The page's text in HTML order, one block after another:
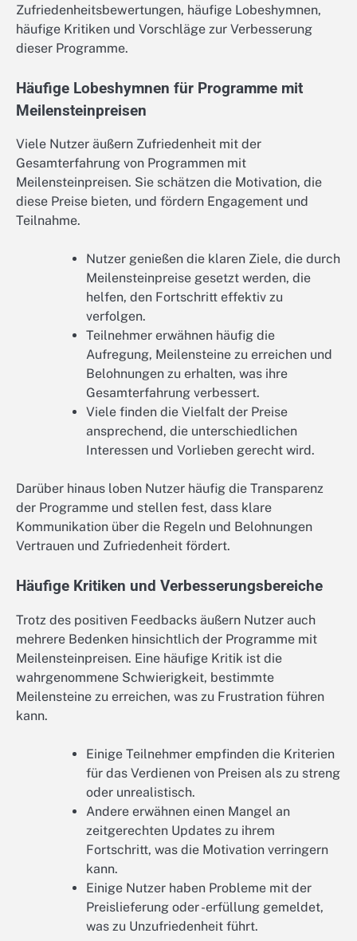
Zufriedenheitsbewertungen, häufige Lobeshymnen,
häufige Kritiken und Vorschläge zur Verbesserung
dieser Programme.
Häufige Lobeshymnen für Programme mit
Meilensteinpreisen
Viele Nutzer äußern Zufriedenheit mit der
Gesamterfahrung von Programmen mit
Meilensteinpreisen. Sie schätzen die Motivation, die
diese Preise bieten, und fördern Engagement und
Teilnahme.
Nutzer genießen die klaren Ziele, die durch
Meilensteinpreise gesetzt werden, die
helfen, den Fortschritt effektiv zu
verfolgen.
Teilnehmer erwähnen häufig die
Aufregung, Meilensteine zu erreichen und
Belohnungen zu erhalten, was ihre
Gesamterfahrung verbessert.
Viele finden die Vielfalt der Preise
ansprechend, die unterschiedlichen
Interessen und Vorlieben gerecht wird.
Darüber hinaus loben Nutzer häufig die Transparenz
der Programme und stellen fest, dass klare
Kommunikation über die Regeln und Belohnungen
Vertrauen und Zufriedenheit fördert.
Häufige Kritiken und Verbesserungsbereiche
Trotz des positiven Feedbacks äußern Nutzer auch
mehrere Bedenken hinsichtlich der Programme mit
Meilensteinpreisen. Eine häufige Kritik ist die
wahrgenommene Schwierigkeit, bestimmte
Meilensteine zu erreichen, was zu Frustration führen
kann.
Einige Teilnehmer empfinden die Kriterien
für das Verdienen von Preisen als zu streng
oder unrealistisch.
Andere erwähnen einen Mangel an
zeitgerechten Updates zu ihrem
Fortschritt, was die Motivation verringern
kann.
Einige Nutzer haben Probleme mit der
Preislieferung oder -erfüllung gemeldet,
was zu Unzufriedenheit führt.